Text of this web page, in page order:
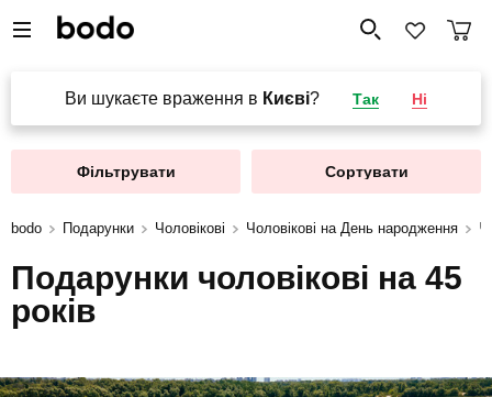
Ви шукаєте враження в Києві? Так Ні
Фільтрувати Сортувати
bodo Подарунки Чоловікові Чоловікові на День народження
Подарунки чоловікові на 45
років